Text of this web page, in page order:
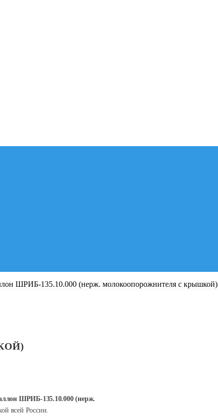
ШРИБ-135.10.000 (нерж. молокоопорожнителя с крышкой)
ШРИБ-135.10.000 (нерж.
всей России.